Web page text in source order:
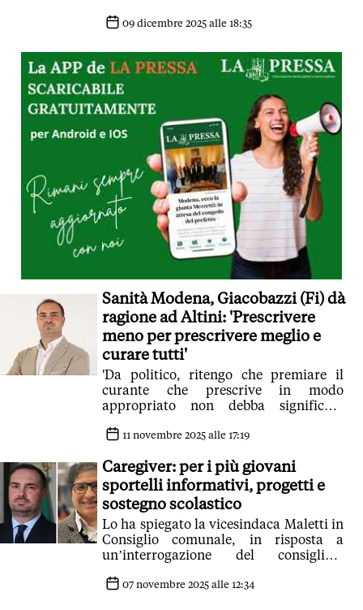
Mezzetti
09 dicembre 2025 alle 18:35
Sanità Modena, Giacobazzi (Fi) dà
ragione ad Altini: 'Prescrivere
meno per prescrivere meglio e
curare tutti'
'Da politico, ritengo che premiare il
curante che prescrive in modo
appropriato non debba significare
risparmio'
11 novembre 2025 alle 17:19
Caregiver: per i più giovani
sportelli informativi, progetti e
sostegno scolastico
Lo ha spiegato la vicesindaca Maletti in
Consiglio comunale, in risposta a
un’interrogazione del consigliere
07 novembre 2025 alle 12:34